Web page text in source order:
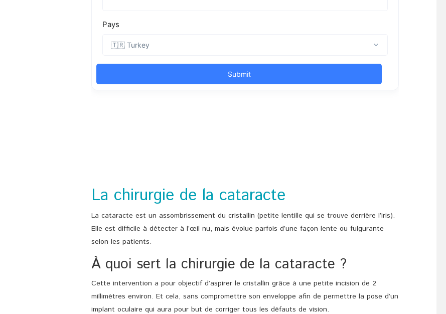
La chirurgie de la cataracte
La cataracte est un assombrissement du cristallin (petite lentille qui se trouve derrière l’iris).
Elle est difficile à détecter à l’œil nu, mais évolue parfois d’une façon lente ou fulgurante
selon les patients.
À quoi sert la chirurgie de la cataracte ?
Cette intervention a pour objectif d’aspirer le cristallin grâce à une petite incision de 2
millimètres environ. Et cela, sans compromettre son enveloppe afin de permettre la pose d’un
implant oculaire qui aura pour but de corriger tous les défauts de vision.